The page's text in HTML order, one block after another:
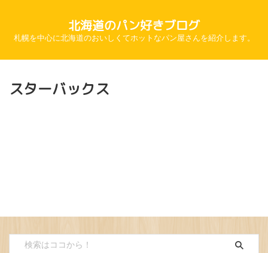
北海道のパン好きブログ
札幌を中心に北海道のおいしくてホットなパン屋さんを紹介します。
スターバックス